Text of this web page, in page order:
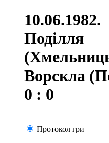
10.06.1982.
Поділля
Ворскла
0 : 0
Протокол гри